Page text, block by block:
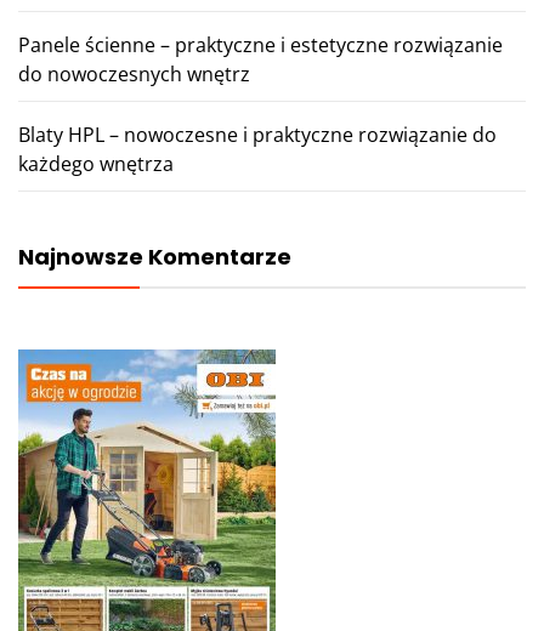
Panele ścienne – praktyczne i estetyczne rozwiązanie
do nowoczesnych wnętrz
Blaty HPL – nowoczesne i praktyczne rozwiązanie do
każdego wnętrza
Najnowsze Komentarze